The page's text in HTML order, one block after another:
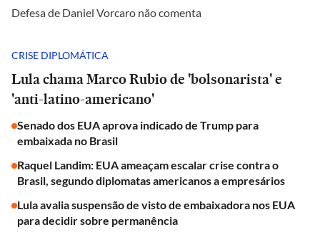
Defesa de Daniel Vorcaro não comenta
CRISE DIPLOMÁTICA
Lula chama Marco Rubio de 'bolsonarista' e
'anti-latino-americano'
Senado dos EUA aprova indicado de Trump para
embaixada no Brasil
Raquel Landim: EUA ameaçam escalar crise contra o
Brasil, segundo diplomatas americanos a empresários
Lula avalia suspensão de visto de embaixadora nos EUA
para decidir sobre permanência